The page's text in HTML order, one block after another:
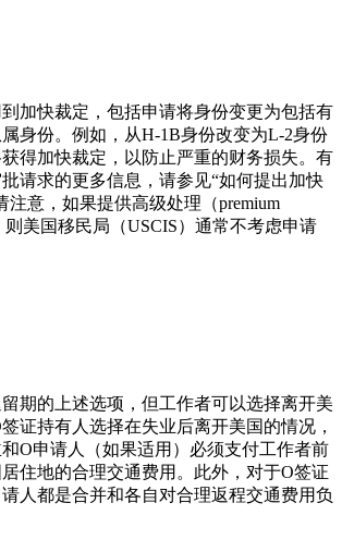
加快裁定，包括申请将身份变更为包括有
身份。例如，从H-1B身份改变为L-2身份
得加快裁定，以防止严重的财务损失。有
请求的更多信息，请参见“如何提出加快
注意，如果提供高级处理（premium
则美国移民局（USCIS）通常不考虑申请
期的上述选项，但工作者可以选择离开美
证持有人选择在失业后离开美国的情况，
O申请人（如果适用）必须支付工作者前
住地的合理交通费用。此外，对于O签证
人都是合并和各自对合理返程交通费用负